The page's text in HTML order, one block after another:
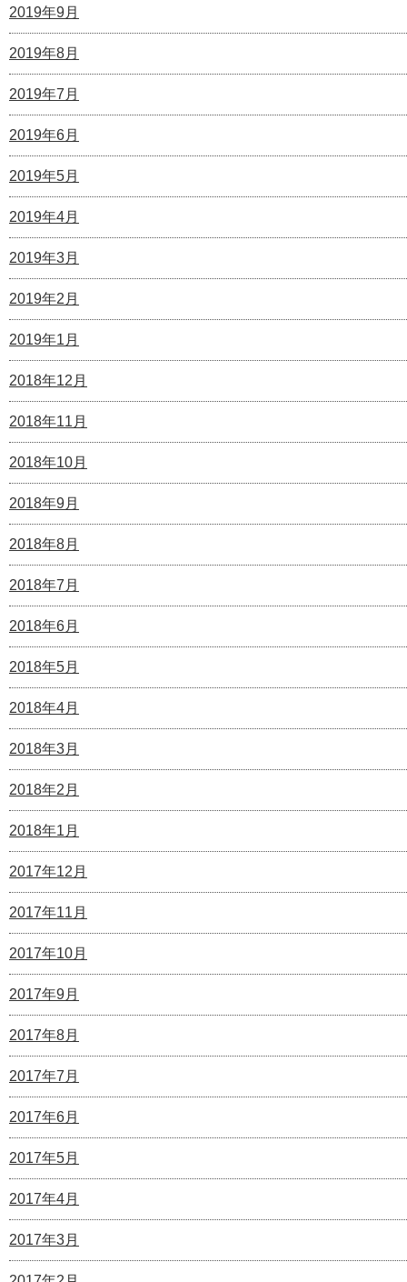
2019年9月
2019年8月
2019年7月
2019年6月
2019年5月
2019年4月
2019年3月
2019年2月
2019年1月
2018年12月
2018年11月
2018年10月
2018年9月
2018年8月
2018年7月
2018年6月
2018年5月
2018年4月
2018年3月
2018年2月
2018年1月
2017年12月
2017年11月
2017年10月
2017年9月
2017年8月
2017年7月
2017年6月
2017年5月
2017年4月
2017年3月